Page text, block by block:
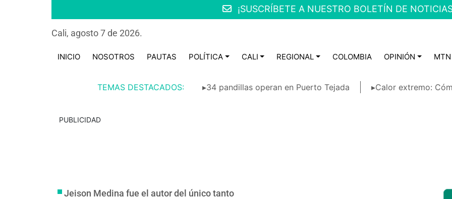
¡SUSCRÍBETE A NUESTRO BOLETÍN DE
Cali, agosto 7 de 2026.
INICIO NOSOTROS PAUTAS POLÍTICA CALI REGIONAL COLOMBIA OPINIÓN MTN
TEMAS DESTACADOS: ▸34 pandillas operan en Puerto Tejada ▸Calor extremo:
PUBLICIDAD
Jeison Medina fue el autor del único tanto